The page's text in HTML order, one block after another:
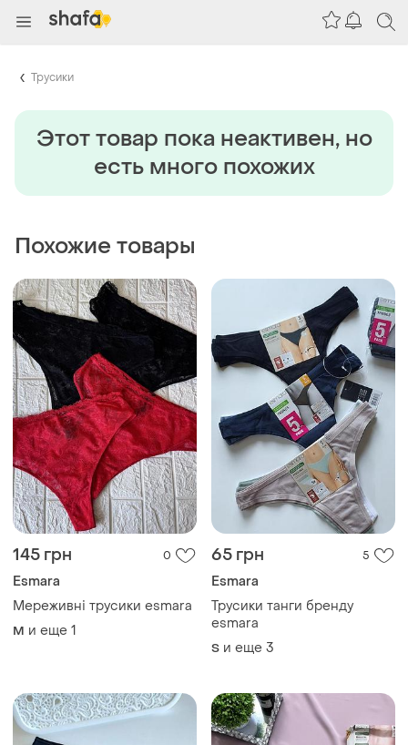
Трусики
Этот товар пока неактивен, но
есть много похожих
Похожие товары
145 грн 0
Esmara
Мереживні трусики esmara
M и еще 1
65 грн 5
Esmara
Трусики танги бренду
esmara
S и еще 3